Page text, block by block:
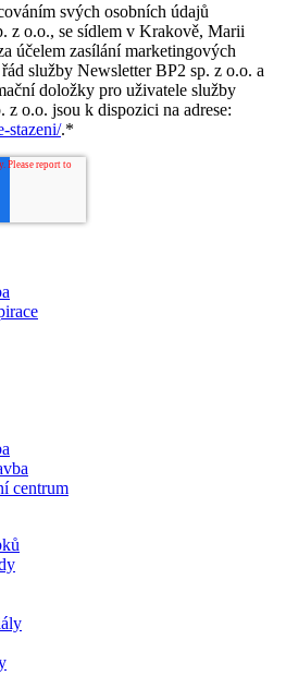
svých osobních údajů
z o.o., se sídlem v Krakově, Marii
účelem zasílání marketingových
služby Newsletter BP2 sp. z o.o. a
doložky pro uživatele služby
z o.o. jsou k dispozici na adrese:
stazeni/.*
centrum